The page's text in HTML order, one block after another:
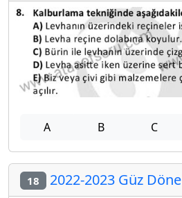
A B C
18 2022-2023 Güz